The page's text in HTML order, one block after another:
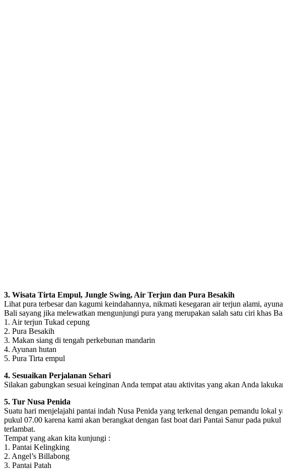
3. Wisata Tirta Empul, Jungle Swing, Air Terjun dan Pura Besakih
Lihat pura terbesar dan kagumi keindahannya, nikmati kesegaran air terjun alami,
Bali sayang jika melewatkan mengunjungi pura yang merupakan salah satu ciri khas
1. Air terjun Tukad cepung
2. Pura Besakih
3. Makan siang di tengah perkebunan mandarin
4. Ayunan hutan
5. Pura Tirta empul
4. Sesuaikan Perjalanan Sehari
Silakan gabungkan sesuai keinginan Anda tempat atau aktivitas yang akan Anda
5. Tur Nusa Penida
Suatu hari menjelajahi pantai indah Nusa Penida yang terkenal dengan pemandu
pukul 07.00 karena kami akan berangkat dengan fast boat dari Pantai Sanur pada
terlambat.
Tempat yang akan kita kunjungi :
1. Pantai Kelingking
2. Angel’s Billabong
3. Pantai Patah